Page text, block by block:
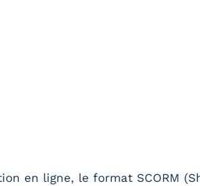
en ligne, le format SCORM